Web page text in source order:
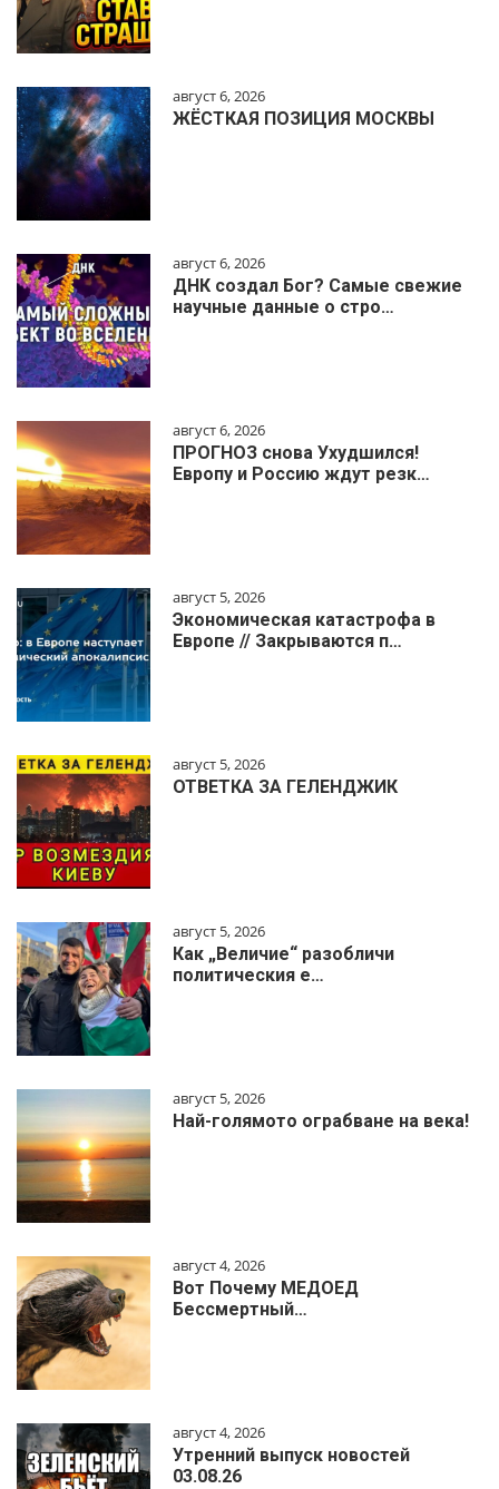
август 6, 2026
ЖЁСТКАЯ ПОЗИЦИЯ МОСКВЫ
август 6, 2026
ДНК создал Бог? Самые свежие
научные данные о стро…
август 6, 2026
ПРОГНОЗ снова Ухудшился!
Европу и Россию ждут резк…
август 5, 2026
Экономическая катастрофа в
Европе // Закрываются п…
август 5, 2026
ОТВЕТКА ЗА ГЕЛЕНДЖИК
август 5, 2026
Как „Величие“ разобличи
политическия е…
август 5, 2026
Най-голямото ограбване на века!
август 4, 2026
Вот Почему МЕДОЕД
Бессмертный…
август 4, 2026
Утренний выпуск новостей
03.08.26